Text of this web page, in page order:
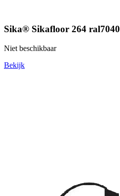
Sika® Sikafloor 264
Niet beschikbaar
Bekijk